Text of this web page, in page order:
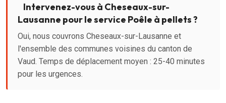
Intervenez-vous à Cheseaux-sur-
Lausanne pour le service Poêle à pellets ?
Oui, nous couvrons Cheseaux-sur-Lausanne et
l'ensemble des communes voisines du canton de
Vaud. Temps de déplacement moyen : 25-40 minutes
pour les urgences.